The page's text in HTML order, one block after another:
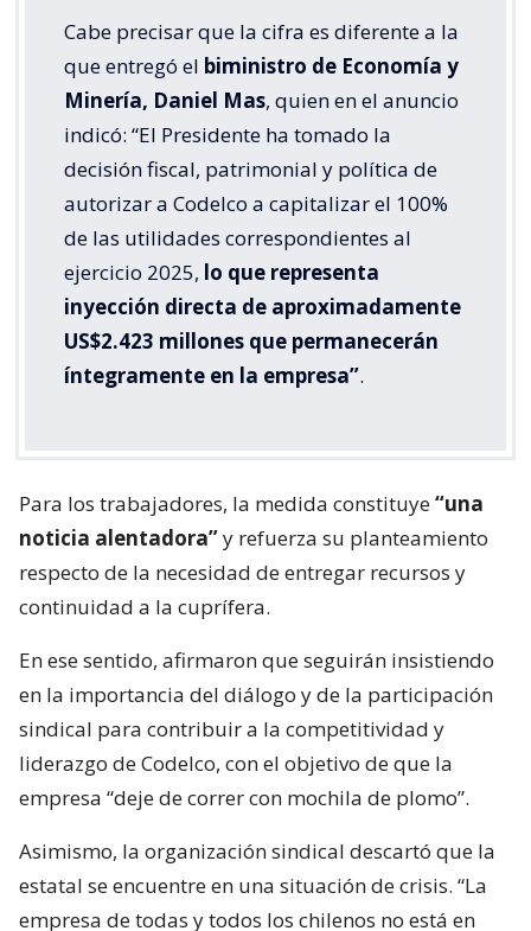
Cabe precisar que la cifra es diferente a la
que entregó el biministro de Economía y
Minería, Daniel Mas, quien en el anuncio
indicó: “El Presidente ha tomado la
decisión fiscal, patrimonial y política de
autorizar a Codelco a capitalizar el 100%
de las utilidades correspondientes al
ejercicio 2025, lo que representa
inyección directa de aproximadamente
US$2.423 millones que permanecerán
íntegramente en la empresa”.
Para los trabajadores, la medida constituye“una
noticia alentadora”y refuerza su planteamiento
respecto de la necesidad de entregar recursos y
continuidad a la cuprífera.
En ese sentido, afirmaron que seguirán insistiendo
en la importancia del diálogo y de la participación
sindical para contribuir a la competitividad y
liderazgo de Codelco, con el objetivo de que la
empresa “deje de correr con mochila de plomo”.
Asimismo, la organización sindical descartó que la
estatal se encuentre en una situación de crisis. “La
empresa de todas y todos los chilenos no está en